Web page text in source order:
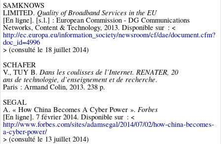
SAMKNOWS
LIMITED. Quality of Broadband Services in the EU
[En ligne]. [s.l.] : European Commission - DG Communications
Networks, Content & Technology, 2013. Disponible sur : <
http://ec.europa.eu/information_society/newsroom/cf/dae/document.cfm?
doc_id=4996
> (consulté le 18 juillet 2014)
SCHAFER
V., TUY B. Dans les coulisses de l’Internet. RENATER, 20
ans de technologie, d’enseignement et de recherche.
Paris : Armand Colin, 2013. 238 p.
SEGAL
A. « How China Becomes A Cyber Power ». Forbes
[En ligne]. 7 février 2014. Disponible sur : <
http://www.forbes.com/sites/adamsegal/2014/07/02/how-china-becomes-
a-cyber-power/
> (consulté le 13 juillet 2014)